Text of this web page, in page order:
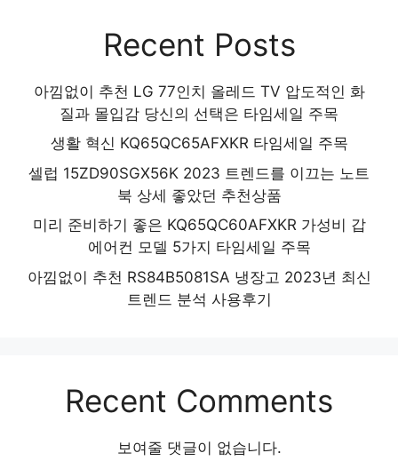
Recent Posts
아낌없이 추천 LG 77인치 올레드 TV 압도적인 화
질과 몰입감 당신의 선택은 타임세일 주목
생활 혁신 KQ65QC65AFXKR 타임세일 주목
셀럽 15ZD90SGX56K 2023 트렌드를 이끄는 노트
북 상세 좋았던 추천상품
미리 준비하기 좋은 KQ65QC60AFXKR 가성비 갑
에어컨 모델 5가지 타임세일 주목
아낌없이 추천 RS84B5081SA 냉장고 2023년 최신
트렌드 분석 사용후기
Recent Comments
보여줄 댓글이 없습니다.